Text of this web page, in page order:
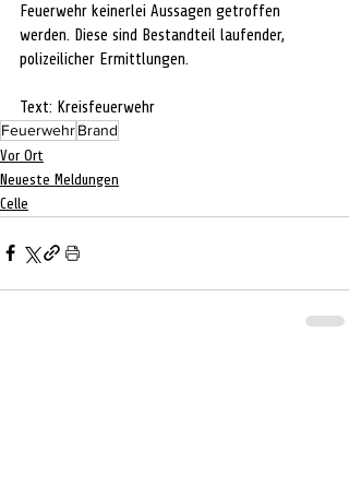
Feuerwehr keinerlei Aussagen getroffen
werden. Diese sind Bestandteil laufender,
polizeilicher Ermittlungen.
Text: Kreisfeuerwehr
FeuerwehrBrand
Vor Ort
Neueste Meldungen
Celle